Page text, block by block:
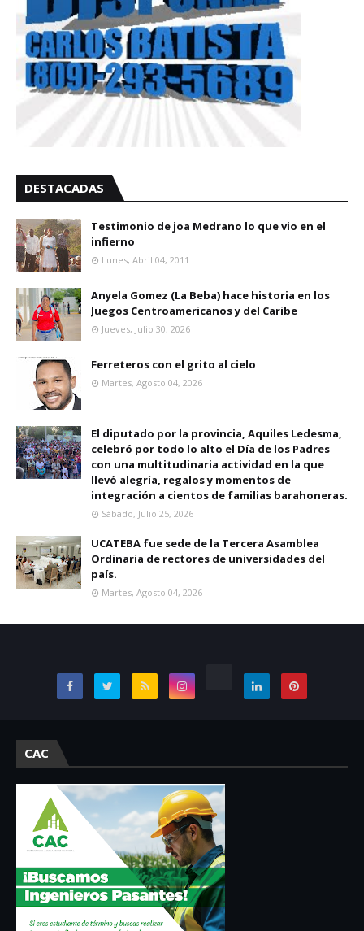
DESTACADAS
Testimonio de joa Medrano lo que vio en el
infierno
Lunes, Abril 04, 2011
Anyela Gomez (La Beba) hace historia en los
Juegos Centroamericanos y del Caribe
Jueves, Julio 30, 2026
Ferreteros con el grito al cielo
Martes, Agosto 04, 2026
El diputado por la provincia, Aquiles Ledesma,
celebró por todo lo alto el Día de los Padres
con una multitudinaria actividad en la que
llevó alegría, regalos y momentos de
integración a cientos de familias barahoneras.
Sábado, Julio 25, 2026
UCATEBA fue sede de la Tercera Asamblea
Ordinaria de rectores de universidades del
país.
Martes, Agosto 04, 2026
CAC